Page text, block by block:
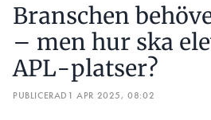
Branschen
– men hur ska
APL-platser?
PUBLICERAD 1 APR 2025, 08:02